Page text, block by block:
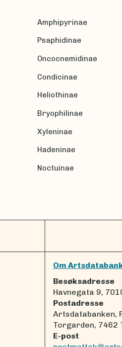
Amphipyrinae
Psaphidinae
Oncocnemidinae
Condicinae
Heliothinae
Bryophilinae
Xyleninae
Hadeninae
Noctuinae
Om
Besøksadresse
Havnegata 9,
Postadresse
Artsdatabanken,
Torgarden, 7462
E-post